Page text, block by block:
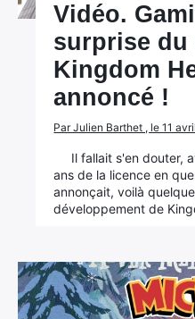
Vidéo.
surprise du
Kingdom
annoncé !
Par Julien Barthet , le 11
Il fallait s'en douter,
ans de la licence en
annonçait, voilà
développement de